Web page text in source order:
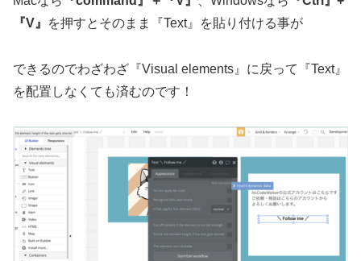
『V』
を押すとそのまま『Text』を貼り付ける事が
できるのでわざわざ『Visual elements』に戻って『Text』
を配置しなくても済むのです！